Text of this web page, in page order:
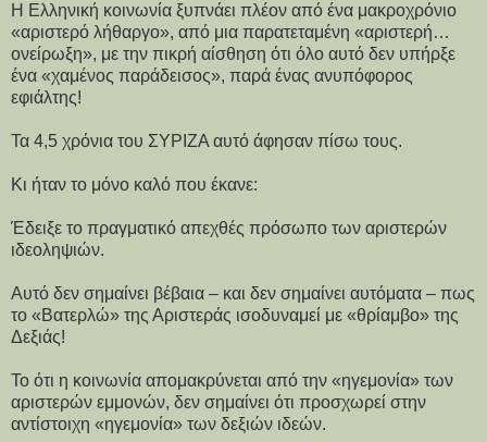
Η Ελληνική κοινωνία ξυπνάει πλέον από ένα μακροχρόνιο
«αριστερό λήθαργο», από μια παρατεταμένη «αριστερή…
ονείρωξη», με την πικρή αίσθηση ότι όλο αυτό δεν υπήρξε
ένα «χαμένος παράδεισος», παρά ένας ανυπόφορος
εφιάλτης!
Τα 4,5 χρόνια του ΣΥΡΙΖΑ αυτό άφησαν πίσω τους.
Κι ήταν το μόνο καλό που έκανε:
Έδειξε το πραγματικό απεχθές πρόσωπο των αριστερών
ιδεοληψιών.
Αυτό δεν σημαίνει βέβαια – και δεν σημαίνει αυτόματα – πως
το «Βατερλώ» της Αριστεράς ισοδυναμεί με «θρίαμβο» της
Δεξιάς!
Το ότι η κοινωνία απομακρύνεται από την «ηγεμονία» των
αριστερών εμμονών, δεν σημαίνει ότι προσχωρεί στην
αντίστοιχη «ηγεμονία» των δεξιών ιδεών.